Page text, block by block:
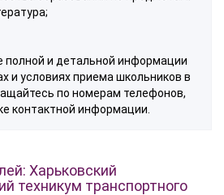
полной и детальной информации
и условиях приема школьников в
по номерам телефонов,
контактной информации.
Харьковский
техникум транспортного